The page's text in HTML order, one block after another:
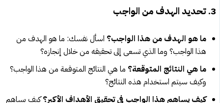
3. تحديد الهدف من الواجب
ما هو الهدف من هذا الواجب؟ اسأل نفسك: ما هو الهدف من
هذا الواجب؟ وما الذي تسعى إلى تحقيقه من خلال إنجازه؟
ما هي النتائج المتوقعة؟ ما هي النتائج المتوقعة من هذا الواجب؟
وكيف سيتم استخدام هذه النتائج؟
كيف يساهم هذا الواجب في تحقيق الأهداف الأكبر؟كيف يساهم